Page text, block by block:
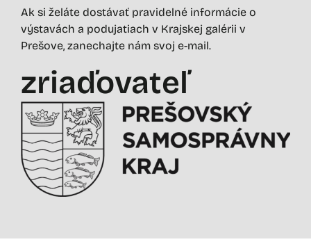
Ak si želáte dostávať pravidelné informácie o
výstavách a podujatiach v Krajskej galérii v
Prešove, zanechajte nám svoj e-mail.
zriaďovateľ